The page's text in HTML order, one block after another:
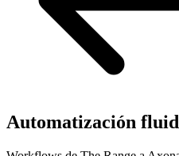
Automatización